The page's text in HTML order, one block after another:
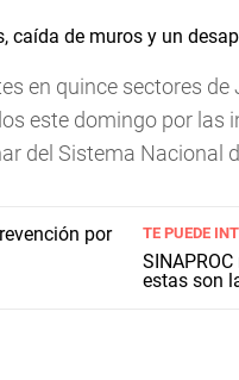
en quince sectores
este domingo por las
del Sistema Nacional
TE PUEDE
estas son